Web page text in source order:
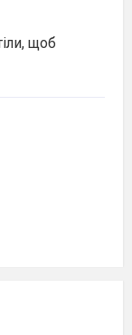
щоб